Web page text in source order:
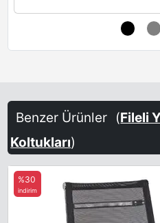
Benzer Ürünler (Fileli
Koltukları)
%30
indirim